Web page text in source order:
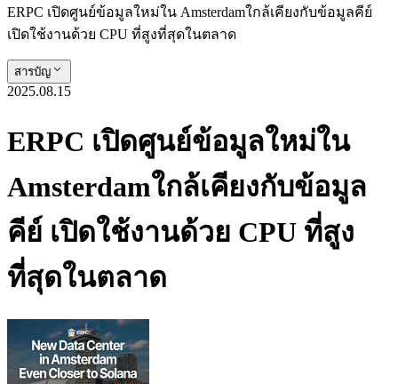
ERPC เปิดศูนย์ข้อมูลใหม่ใน Amsterdamใกล้เคียงกับข้อมูลคีย์
เปิดใช้งานด้วย CPU ที่สูงที่สุดในตลาด
สารบัญ
2025.08.15
ERPC เปิดศูนย์ข้อมูลใหม่ใน
Amsterdamใกล้เคียงกับข้อมูล
คีย์ เปิดใช้งานด้วย CPU ที่สูง
ที่สุดในตลาด